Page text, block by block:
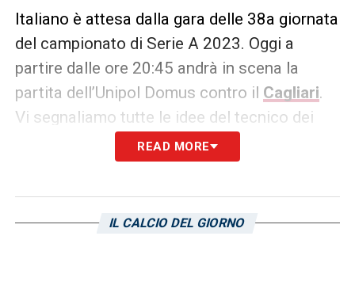
Italiano è attesa dalla gara delle 38a giornata
del campionato di Serie A 2023. Oggi a
partire dalle ore 20:45 andrà in scena la
partita dell’Unipol Domus contro il Cagliari.
Vi segnaliamo tutte le idee del tecnico dei
toscani verso la partita contro la squadra di
Claudio Ranieri.La probabile formazione
Martínez Quarta, Ranieri, Parisi; Duncan,
READ MORE
IL CALCIO DEL GIORNO